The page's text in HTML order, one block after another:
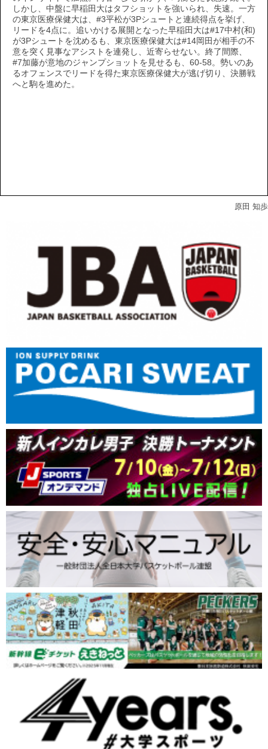
しかし、中盤に早稲田大はタフショットを強いられ、失速。一方
の東京医療保健大は、#3平松が3Pシュートと連続得点を挙げ、
リードを4点に。追いかける展開となった早稲田大は#17中村(和)
が3Pシュートを沈めるも、東京医療保健大は#14岡田が相手の不
意を突く見事なアシストを連発し、近寄らせない。終了間際、
#7加藤が意地のジャンプショットを見せるも、60-58。勢いのあ
るオフェンスでリードを得た東京医療保健大が逃げ切り、決勝戦
へと駒を進めた。
原田 知歩